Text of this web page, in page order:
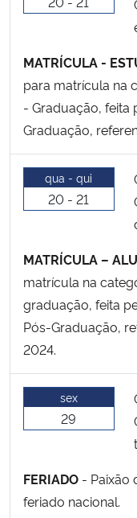
MATRÍCULA -
para matrícula na
- Graduação, feita
Graduação,
qua - qui
20 - 21
MATRÍCULA –
matrícula na
graduação, feita
Pós-Graduação,
2024.
sex
29
FERIADO - Paixão
feriado nacional.